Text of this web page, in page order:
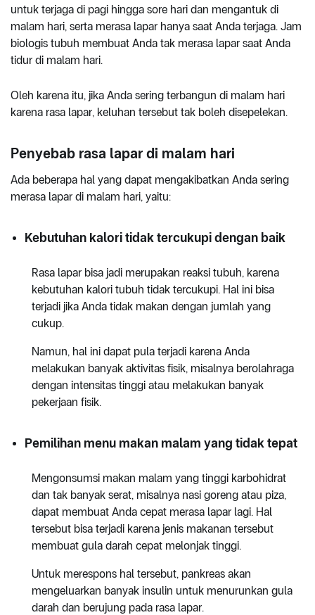
untuk terjaga di pagi hingga sore hari dan mengantuk di
malam hari, serta merasa lapar hanya saat Anda terjaga. Jam
biologis tubuh membuat Anda tak merasa lapar saat Anda
tidur di malam hari.
Oleh karena itu, jika Anda sering terbangun di malam hari
karena rasa lapar, keluhan tersebut tak boleh disepelekan.
Penyebab rasa lapar di malam hari
Ada beberapa hal yang dapat mengakibatkan Anda sering
merasa lapar di malam hari, yaitu:
Kebutuhan kalori tidak tercukupi dengan baik
Rasa lapar bisa jadi merupakan reaksi tubuh, karena
kebutuhan kalori tubuh tidak tercukupi. Hal ini bisa
terjadi jika Anda tidak makan dengan jumlah yang
cukup.
Namun, hal ini dapat pula terjadi karena Anda
melakukan banyak aktivitas fisik, misalnya berolahraga
dengan intensitas tinggi atau melakukan banyak
pekerjaan fisik.
Pemilihan menu makan malam yang tidak tepat
Mengonsumsi makan malam yang tinggi karbohidrat
dan tak banyak serat, misalnya nasi goreng atau piza,
dapat membuat Anda cepat merasa lapar lagi. Hal
tersebut bisa terjadi karena jenis makanan tersebut
membuat gula darah cepat melonjak tinggi.
Untuk merespons hal tersebut, pankreas akan
mengeluarkan banyak insulin untuk menurunkan gula
darah dan berujung pada rasa lapar.